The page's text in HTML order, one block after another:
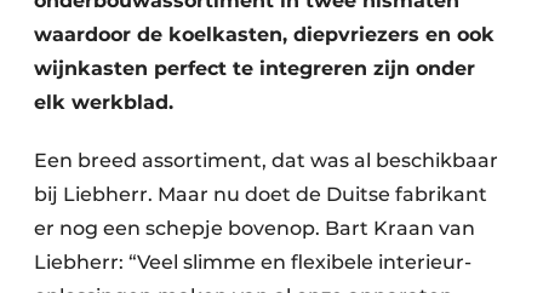
waardoor de koelkasten, diepvriezers en ook
wijnkasten perfect te integreren zijn onder
elk werkblad.
Een breed assortiment, dat was al beschikbaar
bij Liebherr. Maar nu doet de Duitse fabrikant
er nog een schepje bovenop. Bart Kraan van
Liebherr: “Veel slimme en flexibele interieur­